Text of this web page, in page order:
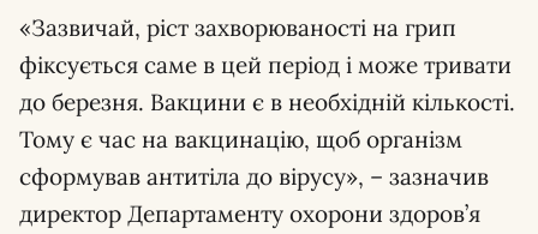
«Зазвичай, ріст захворюваності на грип
фіксується саме в цей період і може тривати
до березня. Вакцини є в необхідній кількості.
Тому є час на вакцинацію, щоб організм
сформував антитіла до вірусу», – зазначив
директор Департаменту охорони здоров’я